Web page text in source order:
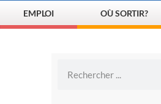
EMPLOI OÙ SORTIR?